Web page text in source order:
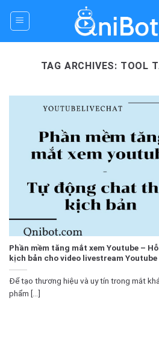
TAG ARCHIVES: TOOL
Phần mềm tăng mắt xem Youtube –
kịch bản cho video livestream Youtube
Để tạo thương hiệu và uy tín trong mắt
phẩm [...]